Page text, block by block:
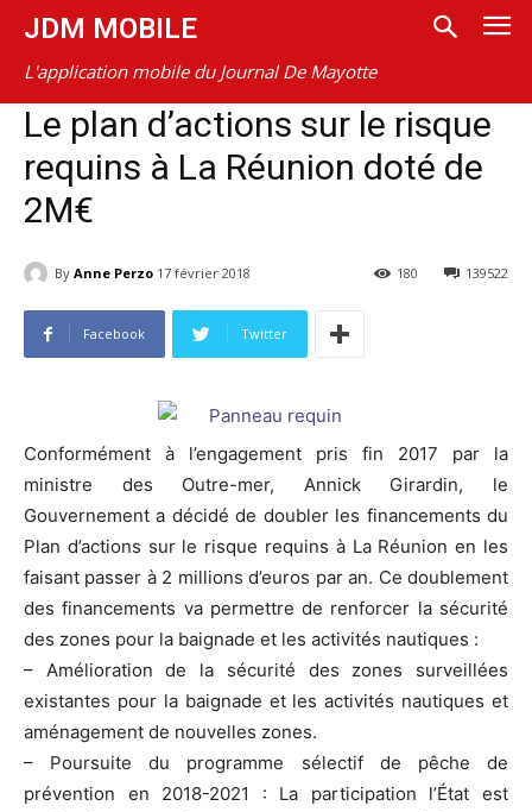
JDM MOBILE
L'application mobile du Journal De Mayotte
Le plan d’actions sur le risque
requins à La Réunion doté de
2M€
By Anne Perzo 17 février 2018 139522
180
Facebook Twitter
Conformément à l’engagement pris fin 2017 par la
ministre des Outre-mer, Annick Girardin, le
Gouvernement a décidé de doubler les financements du
Plan d’actions sur le risque requins à La Réunion en les
faisant passer à 2 millions d’euros par an. Ce doublement
des financements va permettre de renforcer la sécurité
des zones pour la baignade et les activités nautiques :
– Amélioration de la sécurité des zones surveillées
existantes pour la baignade et les activités nautiques et
aménagement de nouvelles zones.
– Poursuite du programme sélectif de pêche de
prévention en 2018-2021 : La participation l’État est